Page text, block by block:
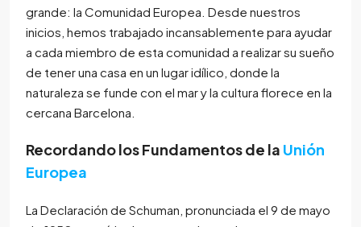
grande: la Comunidad Europea. Desde nuestros
inicios, hemos trabajado incansablemente para ayudar
a cada miembro de esta comunidad a realizar su sueño
de tener una casa en un lugar idílico, donde la
naturaleza se funde con el mar y la cultura florece en la
cercana Barcelona.
Recordando los Fundamentos de la Unión
Europea
La Declaración de Schuman, pronunciada el 9 de mayo